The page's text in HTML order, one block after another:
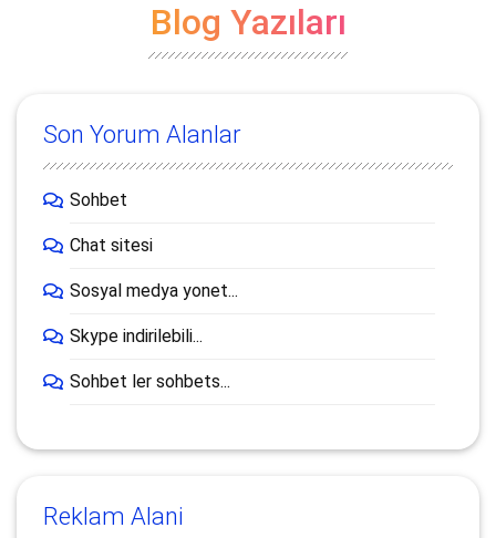
Blog Yazıları
Son Yorum Alanlar
Sohbet
Chat sitesi
Sosyal medya yonet...
Skype indirilebili...
Sohbet ler sohbets...
Reklam Alani